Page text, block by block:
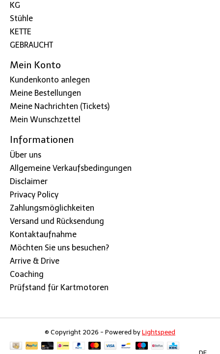
KG
Stühle
KETTE
GEBRAUCHT
Mein Konto
Kundenkonto anlegen
Meine Bestellungen
Meine Nachrichten (Tickets)
Mein Wunschzettel
Informationen
Über uns
Allgemeine Verkaufsbedingungen
Disclaimer
Privacy Policy
Zahlungsmöglichkeiten
Versand und Rücksendung
Kontaktaufnahme
Möchten Sie uns besuchen?
Arrive & Drive
Coaching
Prüfstand für Kartmotoren
© Copyright 2026 - Powered byLightspeed